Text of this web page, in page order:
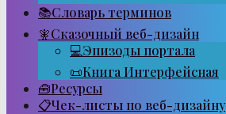
📚Словарь терминов
🧚Сказочный веб-дизайн
💻Эпизоды портала
📜Книга Интерфейсная
🧰Ресурсы
📋Чек-листы по веб-дизайну